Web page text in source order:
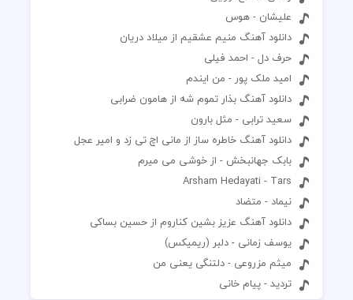
علیشان - هوس
دانلود آهنگ منیم عشقیم از میلاد دریان
حرف دل - احمد فیلی
امید ملک پور - من ایندم
دانلود آهنگ بذار تموم شه از هامون ضرابی
سعید ترابی - مثل بارون
دانلود آهنگ خاطره ساز از مانی اچ تی زد و امیر عجل
بابک جهانبخش - از خوشی می میرم
Arsham Hedayati - Tars
نیماد - متضاد
دانلود آهنگ عزیز بشین کناروم از حسین بساکی
یوسف زمانی - دلبر (ریمیکس)
میثم مزروعی - دلتنگی یعنی من
تردید - پیام خانی